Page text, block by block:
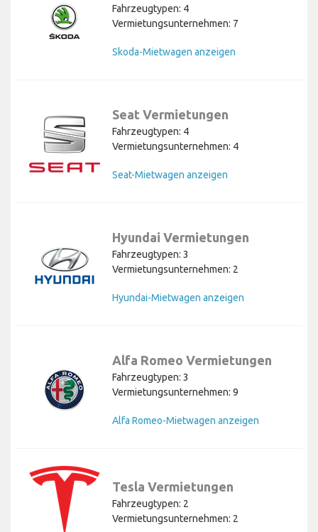
Fahrzeugtypen: 4
Vermietungsunternehmen: 7
Skoda-Mietwagen anzeigen
Seat Vermietungen
Fahrzeugtypen: 4
Vermietungsunternehmen: 4
Seat-Mietwagen anzeigen
Hyundai Vermietungen
Fahrzeugtypen: 3
Vermietungsunternehmen: 2
Hyundai-Mietwagen anzeigen
Alfa Romeo Vermietungen
Fahrzeugtypen: 3
Vermietungsunternehmen: 9
Alfa Romeo-Mietwagen anzeigen
Tesla Vermietungen
Fahrzeugtypen: 2
Vermietungsunternehmen: 2